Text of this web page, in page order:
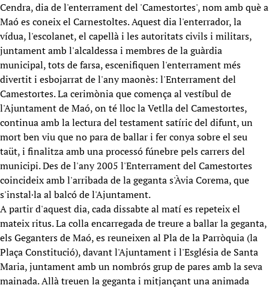
Cendra, dia de l'enterrament del 'Camestortes', nom amb què a
Maó es coneix el Carnestoltes. Aquest dia l'enterrador, la
vídua, l'escolanet, el capellà i les autoritats civils i militars,
juntament amb l'alcaldessa i membres de la guàrdia
municipal, tots de farsa, escenifiquen l'enterrament més
divertit i esbojarrat de l'any maonès: l'Enterrament del
Camestortes. La cerimònia que comença al vestíbul de
l'Ajuntament de Maó, on té lloc la Vetlla del Camestortes,
continua amb la lectura del testament satíric del difunt, un
mort ben viu que no para de ballar i fer conya sobre el seu
taüt, i finalitza amb una processó fúnebre pels carrers del
municipi. Des de l'any 2005 l'Enterrament del Camestortes
coincideix amb l'arribada de la geganta s'Àvia Corema, que
s'instal·la al balcó de l'Ajuntament.
A partir d'aquest dia, cada dissabte al matí es repeteix el
mateix ritus. La colla encarregada de treure a ballar la geganta,
els Geganters de Maó, es reuneixen al Pla de la Parròquia (la
Plaça Constitució), davant l'Ajuntament i l'Església de Santa
Maria, juntament amb un nombrós grup de pares amb la seva
mainada. Allà treuen la geganta i mitjançant una animada